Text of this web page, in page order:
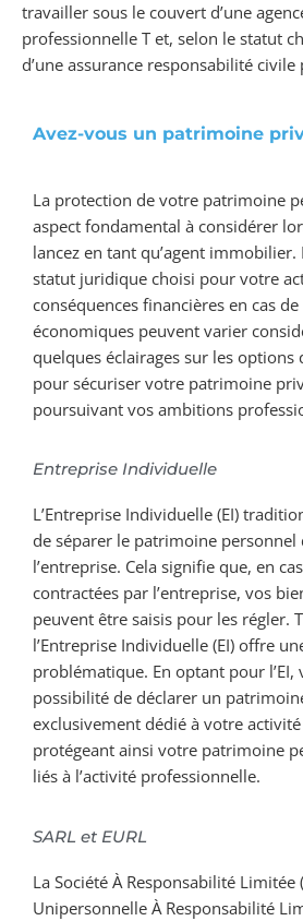
travailler sous le couvert d’une
professionnelle T et, selon le statut
d’une assurance responsabilité
Avez-vous un patrimoine
La protection de votre patrimoine
aspect fondamental à considérer
lancez en tant qu’agent immobilier.
statut juridique choisi pour votre
conséquences financières en cas
économiques peuvent varier
quelques éclairages sur les options
pour sécuriser votre patrimoine
poursuivant vos ambitions
Entreprise Individuelle
L’Entreprise Individuelle (EI)
de séparer le patrimoine personnel
l’entreprise. Cela signifie que, en
contractées par l’entreprise, vos
peuvent être saisis pour les régler.
l’Entreprise Individuelle (EI) offre
problématique. En optant pour l’EI,
possibilité de déclarer un
exclusivement dédié à votre
protégeant ainsi votre patrimoine
liés à l’activité professionnelle.
SARL et EURL
La Société À Responsabilité Limitée
Unipersonnelle À Responsabilité